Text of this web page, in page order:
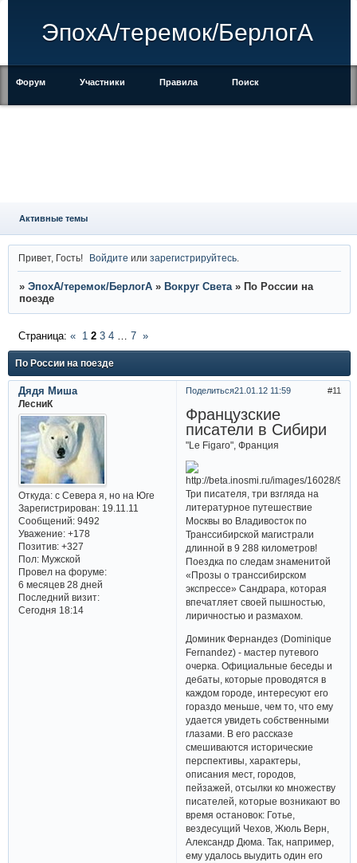
ЭпохА/теремок/БерлогА
Форум Участники Правила Поиск
Активные темы
Привет, Гость! Войдите илизарегистрируйтесь
» ЭпохА/теремок/БерлогА » Вокруг Света » По России на
поезде
По России на поезде
Страница: « 1 2 3 4 … 7 »
Поделиться 11
21.01.12 11:59
Дядя Миша
ЛесниК
Откуда:с Севера я, но на Юге
Зарегистрирован: 19.11.11
Сообщений:9492
Уважение: +178
Позитив: +327
Пол:Мужской
Провел на форуме:
6 месяцев 28 дней
Последний визит:
Сегодня 18:14
Французские
писатели в Сибири
"Le Figaro", Франция
Три писателя, три взгляда на
литературное путешествие
Москвы во Владивосток по
Транссибирской магистрали
длинной в 9 288 километров!
Поездка по следам знаменитой
«Прозы о транссибирском
экспрессе» Сандрара, которая
впечатляет своей пышностью,
лиричностью и размахом.
Доминик Фернандез (Dominique
Fernandez) - мастер путевого
очерка. Официальные беседы и
дебаты, которые проводятся в
каждом городе, интересуют его
гораздо меньше, чем то, что ему
удается увидеть собственными
глазами. В его рассказе
смешиваются исторические
перспективы, характеры,
описания мест, городов,
пейзажей, отсылки ко множеству
писателей, которые возникают во
время остановок: Готье,
вездесущий Чехов, Жюль Верн,
Александр Дюма. Так, например,
ему удалось выудить один его